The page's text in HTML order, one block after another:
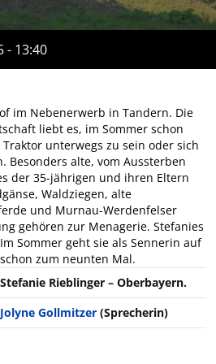
- 13:40
im Nebenerwerb in Tandern. Die
liebt es, im Sommer schon
unterwegs zu sein oder sich
Besonders alte, vom Aussterben
der 35-jährigen und ihren Eltern
Waldziegen, alte
und Murnau-Werdenfelser
gehören zur Menagerie. Stefanies
Sommer geht sie als Sennerin auf
zum neunten Mal.
Stefanie Rieblinger – Oberbayern.
Jolyne Gollmitzer (Sprecherin)